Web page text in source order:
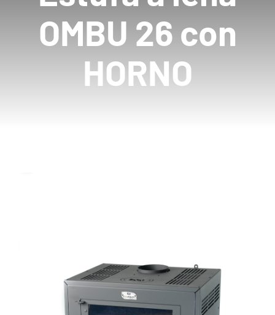
MayoristasOMBU 26 con
HORNO